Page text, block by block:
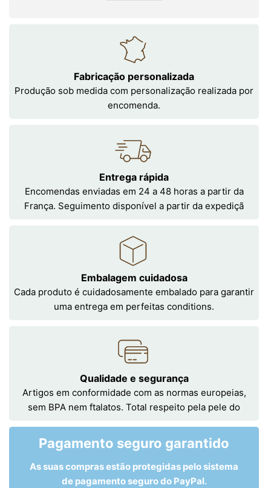
Fabricação personalizada
Produção sob medida com personalização realizada por
encomenda.
Entrega rápida
Encomendas enviadas em 24 a 48 horas a partir da
França. Seguimento disponível a partir da expediçã
Embalagem cuidadosa
Cada produto é cuidadosamente embalado para garantir
uma entrega em perfeitas conditions.
Qualidade e segurança
Artigos em conformidade com as normas europeias,
sem BPA nem ftalatos. Total respeito pela pele do
Pagamento seguro garantido
As suas compras estão protegidas pelo sistema
de pagamento seguro do PayPal.